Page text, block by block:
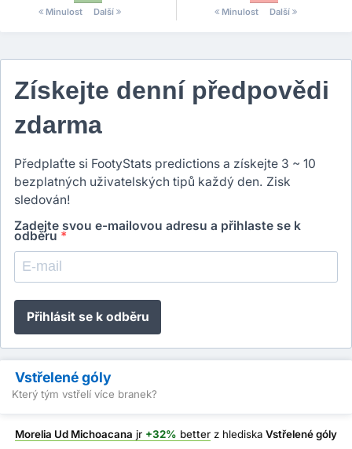
Minulost
Další
Minulost
Další
Získejte denní předpovědi
zdarma
Předplaťte si FootyStats predictions a získejte 3 ~ 10
bezplatných uživatelských tipů každý den. Zisk
sledován!
Zadejte svou e-mailovou adresu a přihlaste se k
odběru *
Přihlásit se k odběru
Vstřelené góly
Který tým vstřelí více branek?
Morelia Ud Michoacana jr +32% better z hlediska Vstřelené góly